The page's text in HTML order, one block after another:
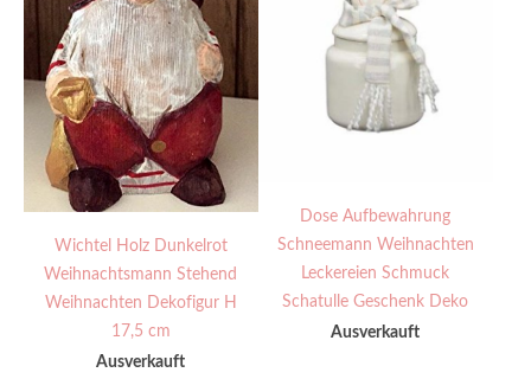
Wichtel Holz Dunkelrot
Weihnachtsmann Stehend
Weihnachten Dekofigur H
17,5 cm
Ausverkauft
Dose Aufbewahrung
Schneemann Weihnachten
Leckereien Schmuck
Schatulle Geschenk Deko
Ausverkauft